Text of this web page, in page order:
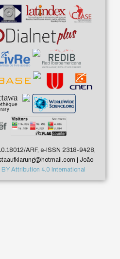
ARF, e-ISSN 2318-9428,
| João
BY Attribution 4.0 International